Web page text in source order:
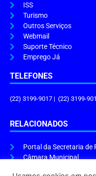
ISS
Turismo
Outros Serviços
Webmail
Suporte Técnico
Emprego Já
TELEFONES
(22) 3199-9017 | (22) 3199-
RELACIONADOS
Portal da Secretaria de
Câmara Municipal